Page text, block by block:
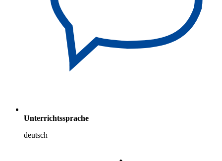
Unterrichtssprache
deutsch